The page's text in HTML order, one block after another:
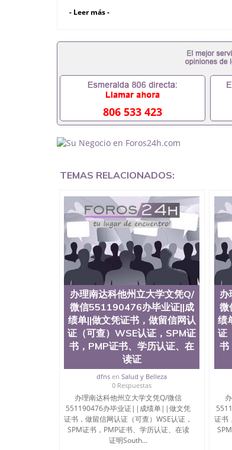
时都可以安排办理，毕业证成绩单，学
料551190476入职事业单位/国企假的
551190476办理假毕业证在国内能用吗
理毕业证,没毕业可以办学历认证吗,您
材料不齐而被拒之门外551190476您是
成绩不理想毕不了业怎么办
理本科/硕士毕业证551190476网上买
证怎么办理551190476国外大学文凭可
美国毕业证551190476哪里可以办理澳
551190476哪里可以修改成绩单GPA分
业证QQ微信551190476快速拿到国外文
照片QQ微信551190476外国文凭在中
兰留学回国证明QQ微信551190476国
551190476买国外文凭质量QQ微信
制作QQ微信551190476办国外文凭可
外毕业证价格QQ微信551190476国外编
551190476办国外可查文凭QQ微信
机构QQ微信551190476 国外资格证书
认证办理QQ微信551190476 圣何塞州
1857年，简称SJSU，是加州历史悠久
中心，占地154公顷。它是一所位于加
茅的毕业薪资，浓厚的多元化学术氛围
合性大学，每年有来自世界各地的成百
位、声誉、实习机会和影响力的高等教
计系更是在当今美国大学教学排名中表
机会。许多硅谷公司甚至在学生大三
(UC)，还是加州州立大学系统(CSU),
学座落于硅谷(Silicon Valley), 于附近
134种学士学科和65个硕士学科，并有
子工程学，工商管理学，艺术设计，和
也吸引了众多不同国家的专业人士前来
定金下单； 3、公司确认到账转制作点
部做成品； 6、成品做好拍照或者视频
网上可查的证明材料 1、教育部学历学
- Leer más -
806 533 423
TEMAS RELACIONADOS:
办理南达科他州立大学文凭Q/
微信551190476办毕业证||成
绩单||做文凭证书，做留信网认
证（可查）WSE认证，SPM证
书，PMP证书、学历认证、在
读证
dfns enSalud y Belleza
0 Respuestas
办理南达科他州立大学文凭Q/微信
551190476办毕业证||成绩单||做文凭
证书，做留信网认证（可查）WSE认证，
SPM证书，PMP证书、学历认证、在读
证明South...
办
微
绩
证
书
证书